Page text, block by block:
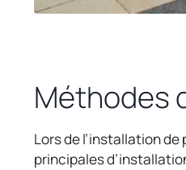
Méthodes
Lors de l’installation
principales